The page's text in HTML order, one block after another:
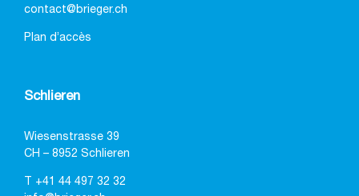
contact@brieger.ch
Plan d’accès
Schlieren
Wiesenstrasse 39
CH – 8952 Schlieren
+41 44 497 32 32